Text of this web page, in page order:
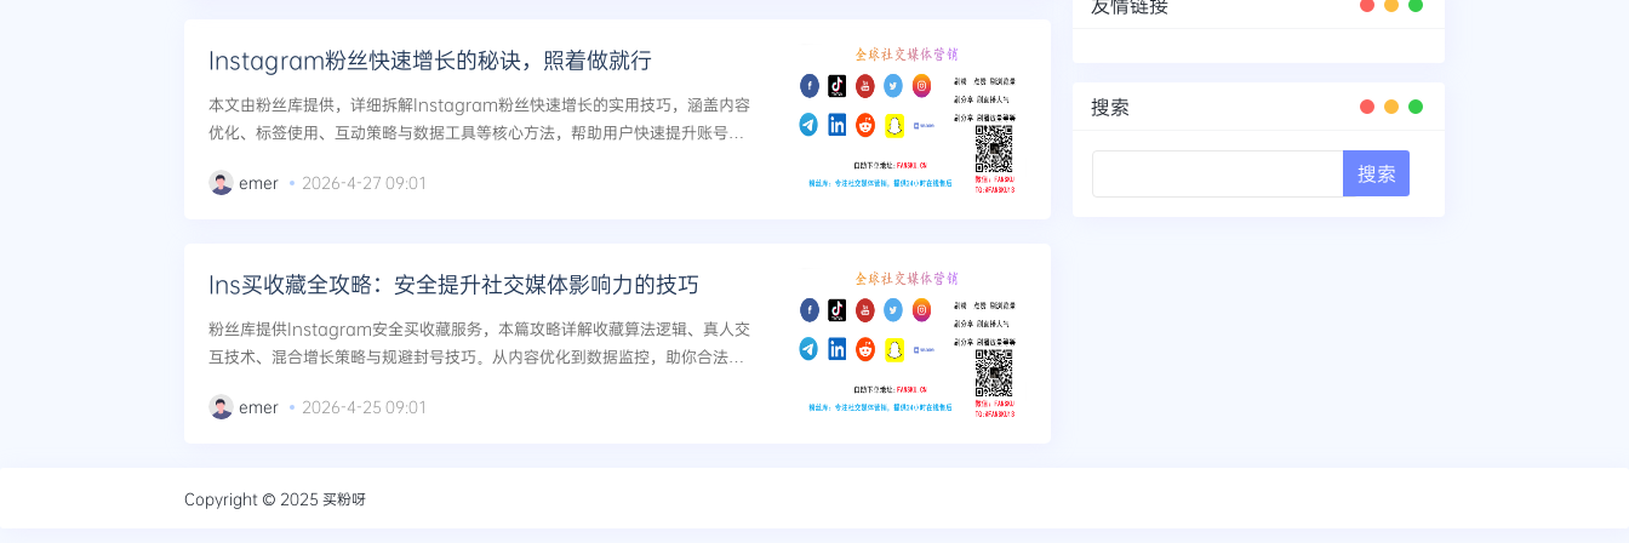
Instagram粉丝快速增长的秘诀，照着做就行
本文由粉丝库提供，详细拆解Instagram粉丝快速增长的实用技巧，涵盖内容
优化、标签使用、互动策略与数据工具等核心方法，帮助用户快速提升账号影
emer 2026-4-27 09:01
Ins买收藏全攻略：安全提升社交媒体影响力的技巧
粉丝库提供Instagram安全买收藏服务，本篇攻略详解收藏算法逻辑、真人交
互技术、混合增长策略与规避封号技巧。从内容优化到数据监控，助你合法合
emer 2026-4-25 09:01
搜索
Copyright © 2025 买粉呀